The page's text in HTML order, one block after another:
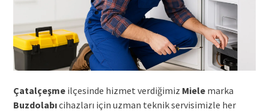
Çatalçeşmeilçesinde hizmet verdiğimiz Mielemarka
Buzdolabıcihazları için uzman teknik servisimizle her